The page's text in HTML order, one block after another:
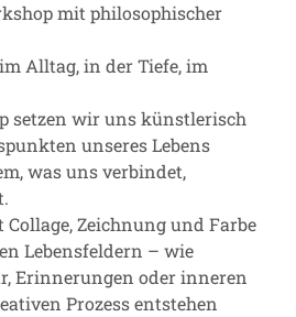
mit philosophischer
Alltag, in der Tiefe, im
setzen wir uns künstlerisch
unseres Lebens
was uns verbindet,
Zeichnung und Farbe
Lebensfeldern – wie
Erinnerungen oder inneren
Prozess entstehen